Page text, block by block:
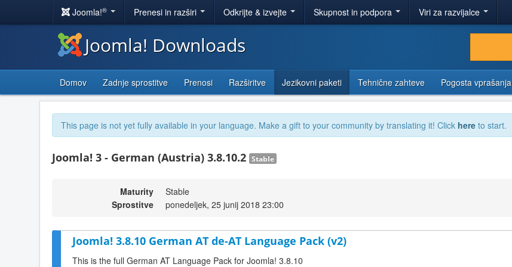
Joomla!® Prenesi in razširi Odkrijte & izvejte Skupnost in podpora Viri za razvijalce
Joomla! Downloads
Domov Zadnje sprostitve Prenosi Razširitve Jezikovni paketi Tehnične zahteve Pogosta vprašanja
This page is not yet fully available in your language. Make a gift to your community by translating it! Click here to start.
Joomla! 3 - German (Austria) 3.8.10.2 Stable
Maturity
Stable
Sprostitve
ponedeljek, 25 junij 2018 23:00
Joomla! 3.8.10 German AT de-AT Language Pack (v2)
This is the full German AT Language Pack for Joomla! 3.8.10